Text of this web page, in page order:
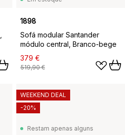
1898
Sofá modular Santander
módulo central, Branco-bege
379 €
519,90 €
Restam apenas alguns
WEEKEND DEAL
-20%